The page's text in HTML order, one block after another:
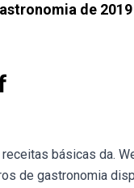
de
básicas da.
de gastronomia